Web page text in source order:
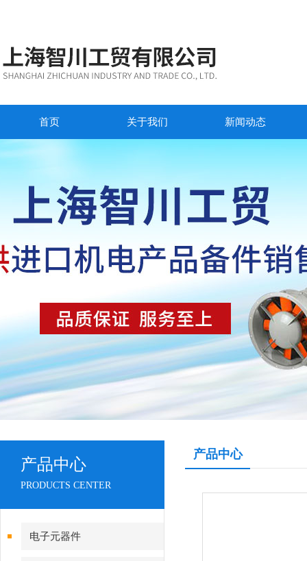
首页 关于我们 新闻动态
产品中心
PRODUCTS CENTER
电子元器件
产品中心